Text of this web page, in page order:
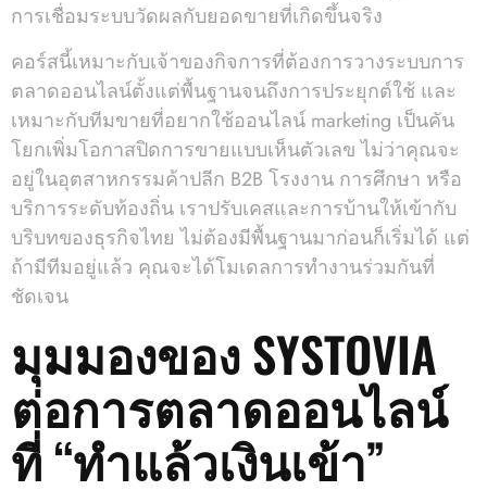
การเชื่อมระบบวัดผลกับยอดขายที่เกิดขึ้นจริง
คอร์สนี้เหมาะกับเจ้าของกิจการที่ต้องการวางระบบการ
ตลาดออนไลน์ตั้งแต่พื้นฐานจนถึงการประยุกต์ใช้ และ
เหมาะกับทีมขายที่อยากใช้ออนไลน์ marketing เป็นคัน
โยกเพิ่มโอกาสปิดการขายแบบเห็นตัวเลข ไม่ว่าคุณจะ
อยู่ในอุตสาหกรรมค้าปลีก B2B โรงงาน การศึกษา หรือ
บริการระดับท้องถิ่น เราปรับเคสและการบ้านให้เข้ากับ
บริบทของธุรกิจไทย ไม่ต้องมีพื้นฐานมาก่อนก็เริ่มได้ แต่
ถ้ามีทีมอยู่แล้ว คุณจะได้โมเดลการทำงานร่วมกันที่
ชัดเจน
มุมมองของ SYSTOVIA
ต่อการตลาดออนไลน์
ที่ “ทำแล้วเงินเข้า”